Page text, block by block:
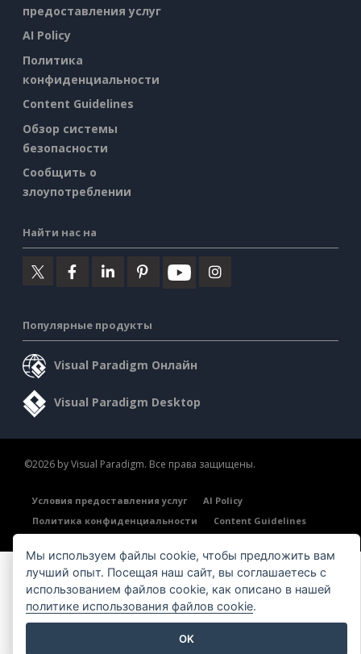
предоставления услуг
AI Policy
Политика
конфиденциальности
Content Guidelines
Обзор системы
безопасности
Сообщить о
злоупотреблении
Найти нас на
Популярные продукты
Visual Paradigm Онлайн
Visual Paradigm Desktop
©2026 by Visual Paradigm. Все права защищены.
Условия предоставления услуг
AI Policy
Политика конфиденциальности
Content Guidelines
Мы используем файлы cookie, чтобы предложить вам
лучший опыт. Посещая наш сайт, вы соглашаетесь с
использованием файлов cookie, как описано в нашей
политике использования файлов cookie.
OK